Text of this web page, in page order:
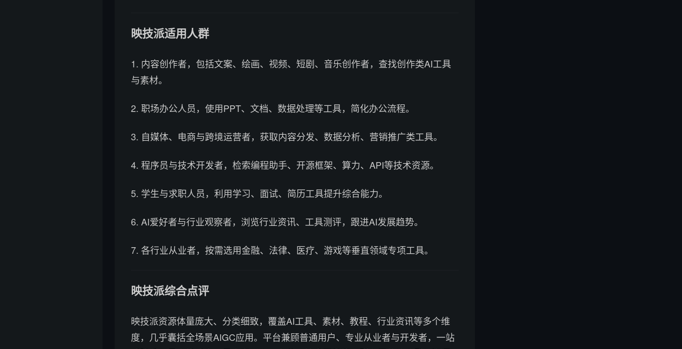
映技派适用人群
1. 内容创作者，包括文案、绘画、视频、短剧、音乐创作者，查找创作类AI工具
与素材。
2. 职场办公人员，使用PPT、文档、数据处理等工具，简化办公流程。
3. 自媒体、电商与跨境运营者，获取内容分发、数据分析、营销推广类工具。
4. 程序员与技术开发者，检索编程助手、开源框架、算力、API等技术资源。
5. 学生与求职人员，利用学习、面试、简历工具提升综合能力。
6. AI爱好者与行业观察者，浏览行业资讯、工具测评，跟进AI发展趋势。
7. 各行业从业者，按需选用金融、法律、医疗、游戏等垂直领域专项工具。
映技派综合点评
映技派资源体量庞大、分类细致，覆盖AI工具、素材、教程、行业资讯等多个维
度，几乎囊括全场景AIGC应用。平台兼顾普通用户、专业从业者与开发者，一站